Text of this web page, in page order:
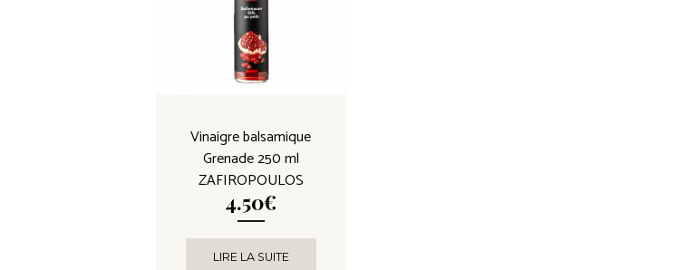
Vinaigre balsamique
Grenade 250 ml
ZAFIROPOULOS
4.50€
LIRE LA SUITE